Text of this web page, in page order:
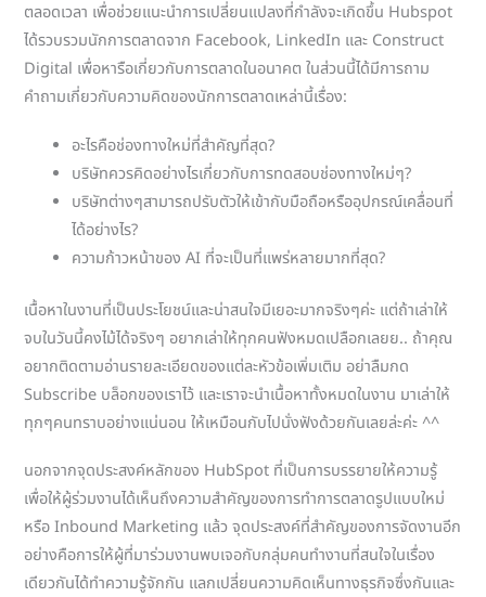
ตลอดเวลา เพื่อช่วยแนะนำการเปลี่ยนแปลงที่กำลังจะเกิดขึ้น Hubspot
ได้รวบรวมนักการตลาดจาก Facebook, LinkedIn และ Construct
Digital เพื่อหารือเกี่ยวกับการตลาดในอนาคต ในส่วนนี้ได้มีการถาม
คำถามเกี่ยวกับความคิดของนักการตลาดเหล่านี้เรื่อง:
อะไรคือช่องทางใหม่ที่สำคัญที่สุด?
บริษัทควรคิดอย่างไรเกี่ยวกับการทดสอบช่องทางใหม่ๆ?
บริษัทต่างๆสามารถปรับตัวให้เข้ากับมือถือหรืออุปกรณ์เคลื่อนที่
ได้อย่างไร?
ความก้าวหน้าของ AI ที่จะเป็นที่แพร่หลายมากที่สุด?
เนื้อหาในงานที่เป็นประโยชน์และน่าสนใจมีเยอะมากจริงๆค่ะ แต่ถ้าเล่าให้
จบในวันนี้คงไม้ได้จริงๆ อยากเล่าให้ทุกคนฟังหมดเปลือกเลยย.. ถ้าคุณ
อยากติดตามอ่านรายละเอียดของแต่ละหัวข้อเพิ่มเติม อย่าลืมกด
Subscribe บล็อกของเราไว้ และเราจะนำเนื้อหาทั้งหมดในงาน มาเล่าให้
ทุกๆคนทราบอย่างแน่นอน ให้เหมือนกับไปนั่งฟังด้วยกันเลยล่ะค่ะ ^^
นอกจากจุดประสงค์หลักของ HubSpot ที่เป็นการบรรยายให้ความรู้
เพื่อให้ผู้ร่วมงานได้เห็นถึงความสำคัญของการทำการตลาดรูปแบบใหม่
หรือ Inbound Marketing แล้ว จุดประสงค์ที่สำคัญของการจัดงานอีก
อย่างคือการให้ผู้ที่มาร่วมงานพบเจอกับกลุ่มคนทำงานที่สนใจในเรื่อง
เดียวกันได้ทำความรู้จักกัน แลกเปลี่ยนความคิดเห็นทางธุรกิจซึ่งกันและ